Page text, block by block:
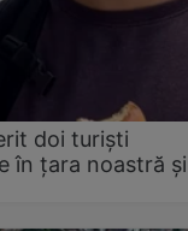
doi turiști
în țara noastră